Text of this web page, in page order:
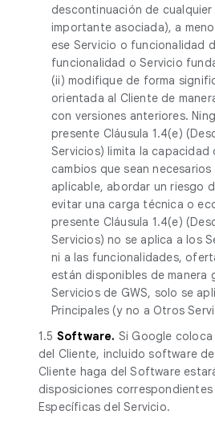
descontinuación de
importante asociada), a
ese Servicio o funcionalidad
funcionalidad o Servicio
(ii) modifique de forma
orientada al Cliente de
con versiones anteriores.
presente Cláusula 1.4(e)
Servicios) limita la
cambios que sean
aplicable, abordar un riesgo
evitar una carga técnica o
presente Cláusula 1.4(e)
Servicios) no se aplica a los
ni a las funcionalidades,
están disponibles de manera
Servicios de GWS, solo se
Principales (y no a Otros
1.5 Software. Si Google
del Cliente, incluido software
Cliente haga del Software
disposiciones
Específicas del Servicio.